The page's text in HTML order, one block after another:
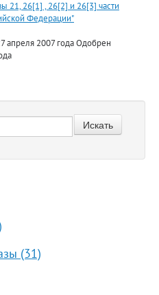
21, 26[1] , 26[2] и 26[3] части
Федерации"
апреля 2007 года Одобрен
(31)